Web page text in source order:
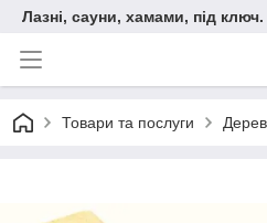
Лазні, сауни, хамами, під
Товари та послуги